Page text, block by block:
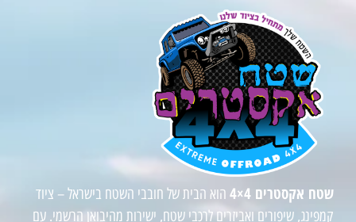
שטח אקסטרים 4×4
הוא הבית של חובבי השטח בישראל – ציוד
קמפינג, שיפורים ואביזרים לרכבי שטח, ישירות מהיבואן הרשמי. עם